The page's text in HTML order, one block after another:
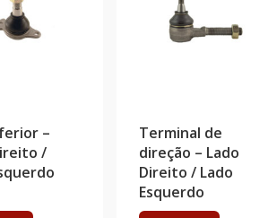
–
/
Terminal de
direção – Lado
Direito / Lado
Esquerdo